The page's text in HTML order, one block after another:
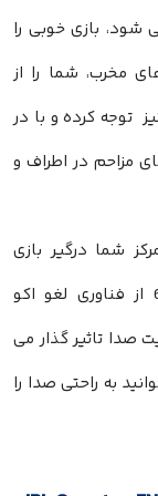
شود، بازی خوبی را
مخرب، شما را از
توجه کرده و با در
مزاحم در اطراف و
شما درگیر بازی
خواهد بود. هم چنین هدفون کوانتوم 600 از فناوری لغو اکو
صدا تاثیر گذار می
به راحتی صدا را